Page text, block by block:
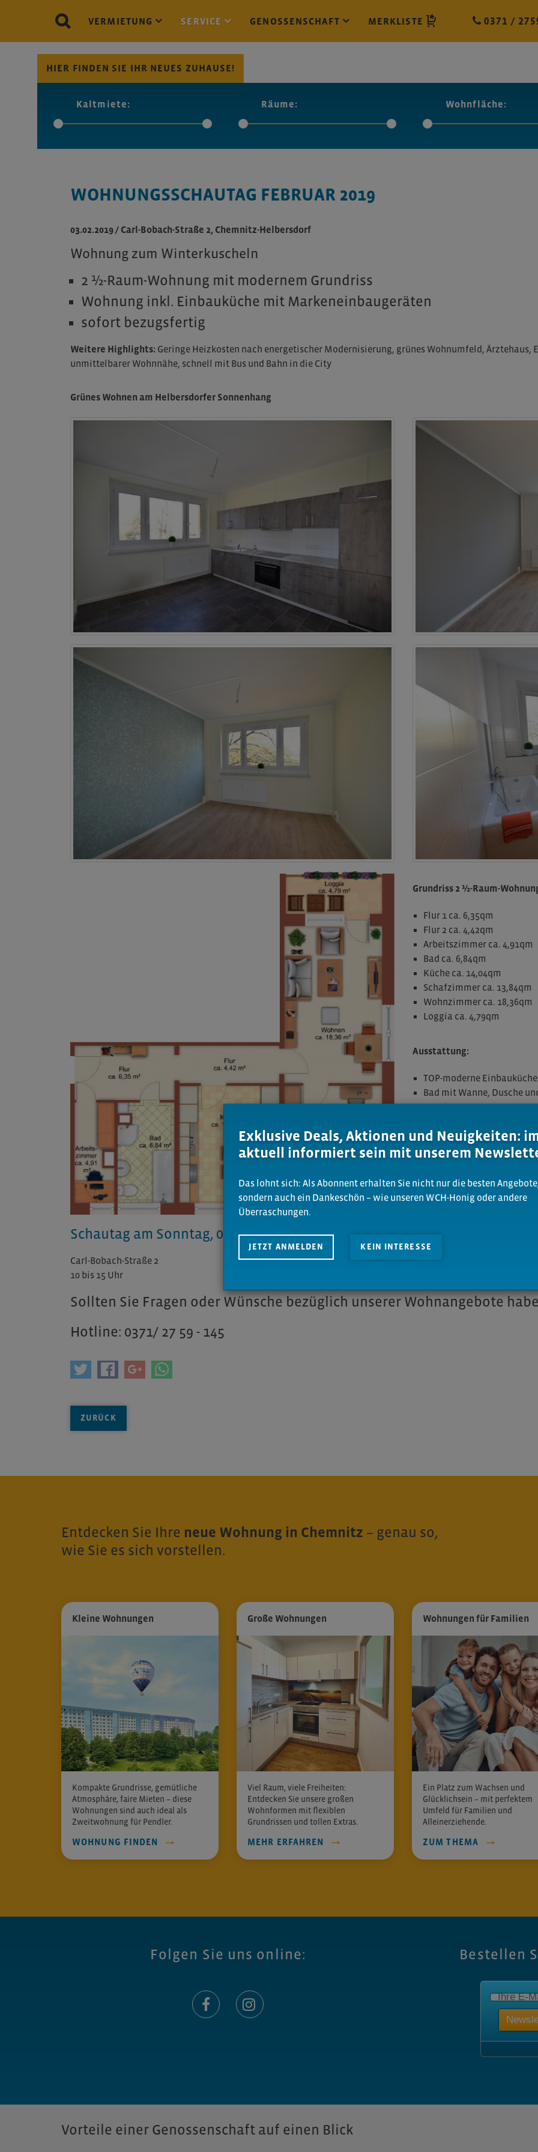
VERMIETUNG SERVICE GENOSSENSCHAFT MERKLISTE 0371 /
HIER FINDEN SIE IHR NEUES ZUHAUSE!
Kaltmiete: Räume: Wohnfläche:
WOHNUNGSSCHAUTAG FEBRUAR 2019
03.02.2019/ Carl-Bobach-Straße 2, Chemnitz-Helbersdorf
Wohnung zum Winterkuscheln
2 ½-Raum-Wohnung mit modernem Grundriss
Wohnung inkl. Einbauküche mit Markeneinbaugeräten
sofort bezugsfertig
Weitere Highlights: Geringe Heizkosten nach energetischer Modernisierung, grünes Wohnumfeld,
unmittelbarer Wohnnähe, schnell mit Bus und Bahn in die City
Grünes Wohnen am Helbersdorfer Sonnenhang
Grundriss 2 ½-Raum-
Flur 1 ca. 6,35qm
Flur 2 ca. 4,42qm
Arbeitszimmer ca. 4,91qm
Bad ca. 6,84qm
Küche ca. 14,04qm
Schafzimmer ca. 13,84qm
Wohnzimmer ca. 18,36qm
Loggia ca. 4,79qm
Ausstattung:
TOP-moderne
Bad mit Wanne, Dusche
Loggia
Schautag am Sonntag, 03. Februar 2019
Carl-Bobach-Straße 2
10 bis 15 Uhr
Sollten Sie Fragen oder Wünsche bezüglich unserer Wohnangebote
Hotline: 0371/ 27 59 - 145
ZURÜCK
Entdecken Sie Ihre neue Wohnung in Chemnitz – genau so,
wie Sie es sich vorstellen.
Kleine Wohnungen
Kompakte Grundrisse, gemütliche
Atmosphäre, faire Mieten – diese
Wohnungen sind auch ideal als
Zweitwohnung für Pendler.
WOHNUNG FINDEN
Große Wohnungen
Viel Raum, viele Freiheiten:
Entdecken Sie unsere großen
Wohnformen mit flexiblen
Grundrissen und tollen Extras.
MEHR ERFAHREN
Wohnungen für Familien
Ein Platz zum Wachsen und
Glücklichsein – mit perfektem
Umfeld für Familien und
Alleinerziehende.
ZUM THEMA
Folgen Sie uns online: Bestellen
Vorteile einer Genossenschaft auf einen Blick
Exklusive Deals, Aktionen und Neuigkeiten:
aktuell informiert sein mit unserem
Das lohnt sich: Als Abonnent erhalten Sie nicht nur die besten
sondern auch ein Dankeschön – wie unseren WCH-Honig oder andere
Überraschungen.
JETZT ANMELDEN KEIN INTERESSE